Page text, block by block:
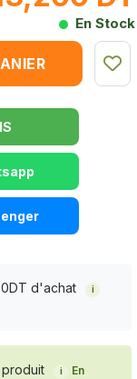
En Stock
d'achat i
i
En